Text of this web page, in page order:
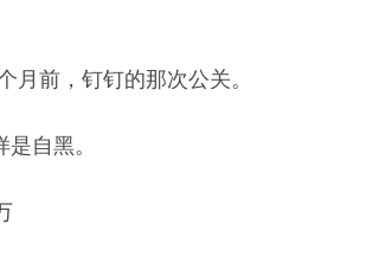
月前，钉钉的那次公关。
自黑。